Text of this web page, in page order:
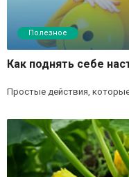
Полезное
Как поднять себе
Простые действия,